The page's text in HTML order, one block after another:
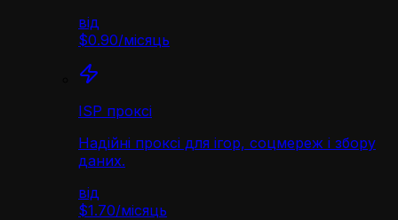
від
$0.90/місяць
ISP проксі
Надійні проксі для ігор, соцмереж і збору
даних.
від
$1.70/місяць